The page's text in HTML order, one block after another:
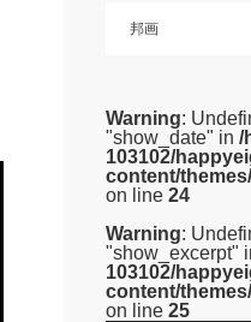
邦画
Warning:
"show_date" in /
103102/
content/
on line 24
Warning:
"show_excerpt"
103102/
content/
on line 25